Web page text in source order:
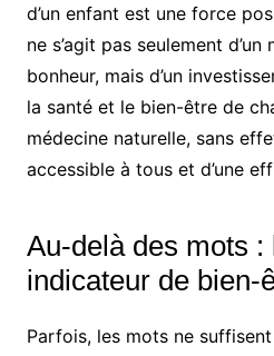
d’un enfant est une force
ne s’agit pas seulement
bonheur, mais d’un
la santé et le bien-être de
médecine naturelle, sans
accessible à tous et d’une
Au-delà des mots
indicateur de bien-
Parfois, les mots ne